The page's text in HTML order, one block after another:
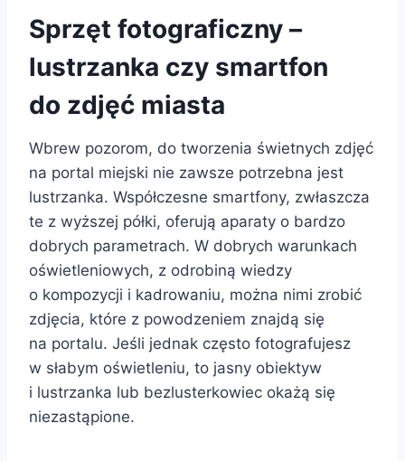
Sprzęt fotograficzny –
lustrzanka czy smartfon
do zdjęć miasta
Wbrew pozorom, do tworzenia świetnych zdjęć
na portal miejski nie zawsze potrzebna jest
lustrzanka. Współczesne smartfony, zwłaszcza
te z wyższej półki, oferują aparaty o bardzo
dobrych parametrach. W dobrych warunkach
oświetleniowych, z odrobiną wiedzy
o kompozycji i kadrowaniu, można nimi zrobić
zdjęcia, które z powodzeniem znajdą się
na portalu. Jeśli jednak często fotografujesz
w słabym oświetleniu, to jasny obiektyw
i lustrzanka lub bezlusterkowiec okażą się
niezastąpione.